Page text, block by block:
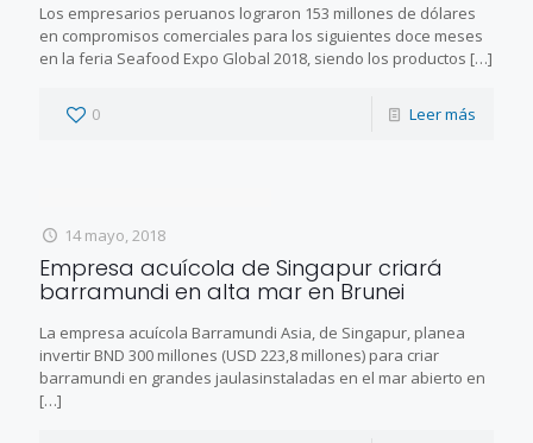
Los empresarios peruanos lograron 153 millones de dólares
en compromisos comerciales para los siguientes doce meses
en la feria Seafood Expo Global 2018, siendo los productos […]
0 Leer más
14 mayo, 2018
Empresa acuícola de Singapur criará
barramundi en alta mar en Brunei
La empresa acuícola Barramundi Asia, de Singapur, planea
invertir BND 300 millones (USD 223,8 millones) para criar
barramundi en grandes jaulasinstaladas en el mar abierto en
[…]